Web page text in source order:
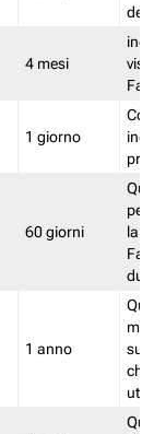
del
4 mesi
1 giorno
60 giorni
la
1 anno
utenti